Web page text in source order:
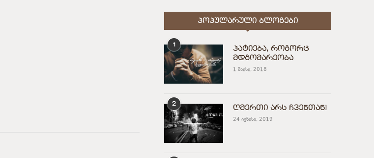
ᲞᲝᲞᲣᲚᲐᲠᲣᲚᲘ ᲑᲚᲝᲒᲔᲑᲘ
1
პატიება, როგორც
მდგომარეობა
1 მაისი, 2018
2
ღმერთი არს ჩვენთან!
24 ივნისი, 2019